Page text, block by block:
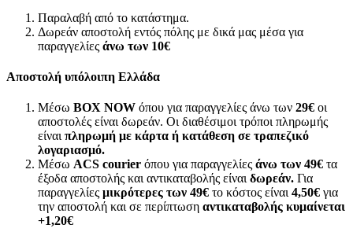
Παραλαβή από το κατάστημα.
Δωρεάν αποστολή εντός πόλης με δικά μας μέσα για
παραγγελίες άνω των 10€
Αποστολή υπόλοιπη Ελλάδα
Μέσω BOX NOW όπου για παραγγελίες άνω των 29€ οι
αποστολές είναι δωρεάν. Οι διαθέσιμοι τρόποι πληρωμής
είναι πληρωμή με κάρτα ή κατάθεση σε τραπεζικό
λογαριασμό.
Μέσω ACS courier όπου για παραγγελίες άνω των 49€ τα
έξοδα αποστολής και αντικαταβολής είναι δωρεάν. Για
παραγγελίες μικρότερες των 49€ το κόστος είναι 4,50€ για
την αποστολή και σε περίπτωση αντικαταβολής κυμαίνεται
+1,20€